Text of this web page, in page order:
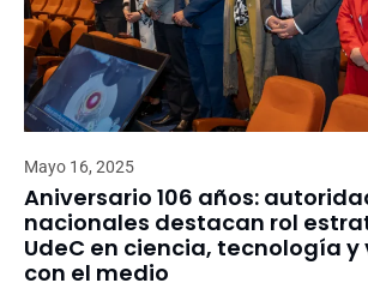
Mayo 16, 2025
Aniversario 106 años:
nacionales destacan rol
UdeC en ciencia, tecnología
con el medio